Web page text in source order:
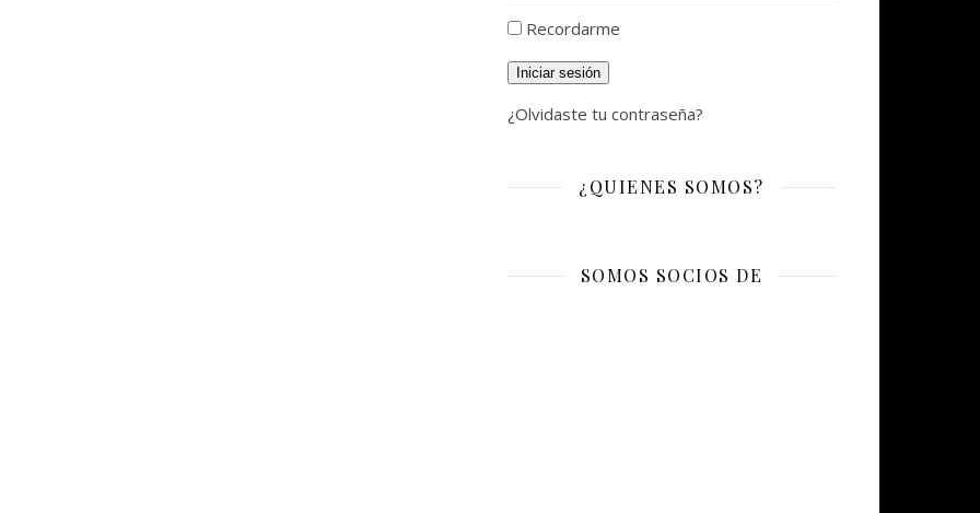
Recordarme
Iniciar sesión
¿Olvidaste tu contraseña?
¿QUIENES SOMOS?
SOMOS SOCIOS DE